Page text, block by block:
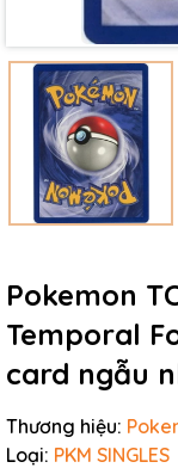
Pokemon
Temporal
card ngẫu
Thương hiệu:
Loại: PKM SINGLES